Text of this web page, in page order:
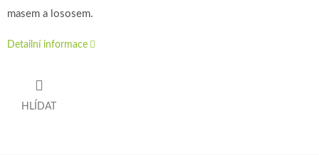
masem a lososem.
Detailní informace
HLÍDAT